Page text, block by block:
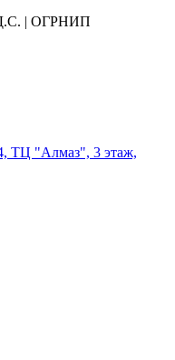
Д.С. | ОГРНИП
ТЦ "Алмаз", 3 этаж,